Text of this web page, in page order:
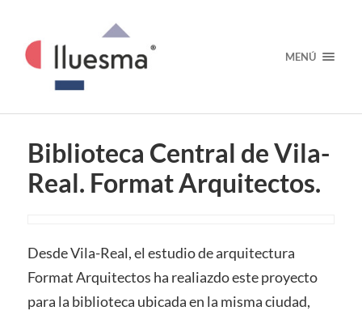
MENÚ
Biblioteca Central de Vila-
Real. Format Arquitectos.
Desde Vila-Real, el estudio de arquitectura
Format Arquitectos ha realiazdo este proyecto
para la biblioteca ubicada en la misma ciudad,